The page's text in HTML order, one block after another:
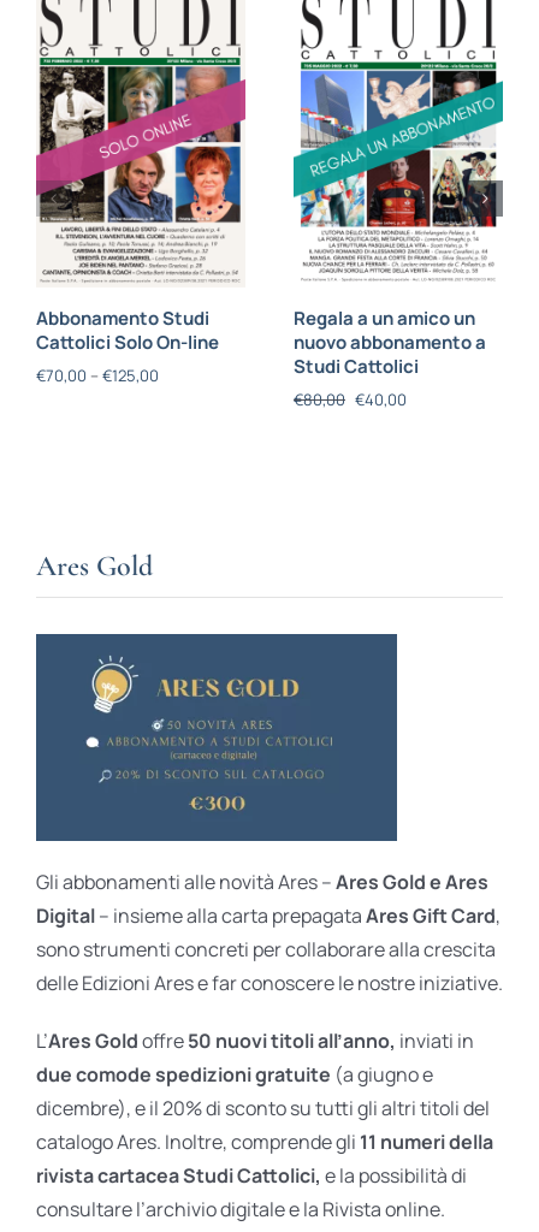
Abbonamento Studi
Cattolici Solo On-line
€70,00 – €125,00
Regala a un amico un
nuovo abbonamento a
Studi Cattolici
€80,00 €40,00
Ares Gold
Gli abbonamenti alle novità Ares –Ares Gold e Ares
Digital– insieme alla carta prepagataAres Gift Card,
sono strumenti concreti per collaborare alla crescita
delle Edizioni Ares e far conoscere le nostre iniziative.
L’Ares Goldoffre50 nuovi titoli all’anno, inviati in
due comode spedizioni gratuite (a giugno e
dicembre), e il 20% di sconto su tutti gli altri titoli del
catalogo Ares. Inoltre, comprende gli 11 numeri della
rivista cartacea Studi Cattolici, e la possibilità di
consultare l’archivio digitale e la Rivista online.